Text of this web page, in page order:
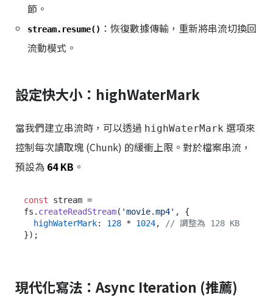
節。
stream.resume() ：恢復數據傳輸，重新將串流切換回
流動模式。
設定快大小：highWaterMark
當我們建立串流時，可以透過 highWaterMark 選項來
控制每次讀取塊 (Chunk) 的緩衝上限。對於檔案串流，
預設為 64 KB 。
const stream =
fs. createReadStream( 'movie.mp4' , {
highWaterMark: 128 * 1024,
// 調整為 128 KB
現代化寫法：Async Iteration (推薦)